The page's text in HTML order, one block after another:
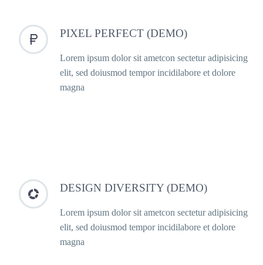

 PIXEL PERFECT (DEMO)
Lorem ipsum dolor sit ametcon sectetur adipisicing
elit, sed doiusmod tempor incidilabore et dolore
magna

 DESIGN DIVERSITY (DEMO)
Lorem ipsum dolor sit ametcon sectetur adipisicing
elit, sed doiusmod tempor incidilabore et dolore
magna